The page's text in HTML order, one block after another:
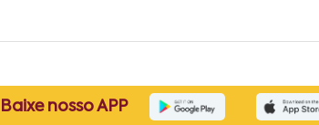
Baixe nosso APP